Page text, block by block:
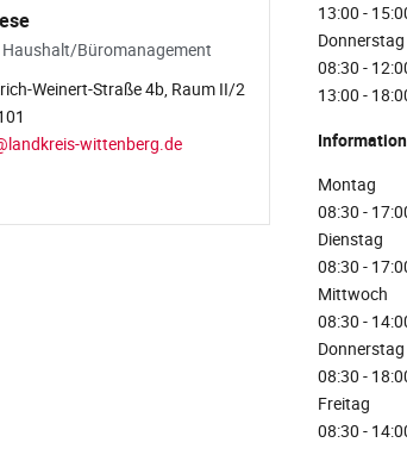
Büromanagement
Weinert-Straße 4b, Raum II/2
wittenberg.de
13:00 -
Donnerstag
08:30 -
13:00 -
Montag
08:30 -
Dienstag
08:30 -
Mittwoch
08:30 -
Donnerstag
08:30 -
Freitag
08:30 -